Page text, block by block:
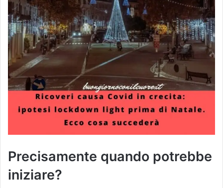
Precisamente quando potrebbe
iniziare?